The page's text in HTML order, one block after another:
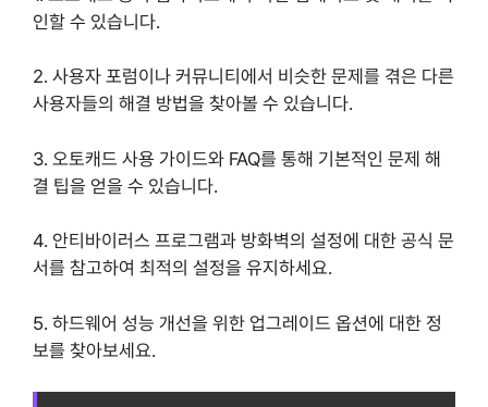
인할 수 있습니다.
2. 사용자 포럼이나 커뮤니티에서 비슷한 문제를 겪은 다른
사용자들의 해결 방법을 찾아볼 수 있습니다.
3. 오토캐드 사용 가이드와 FAQ를 통해 기본적인 문제 해
결 팁을 얻을 수 있습니다.
4. 안티바이러스 프로그램과 방화벽의 설정에 대한 공식 문
서를 참고하여 최적의 설정을 유지하세요.
5. 하드웨어 성능 개선을 위한 업그레이드 옵션에 대한 정
보를 찾아보세요.